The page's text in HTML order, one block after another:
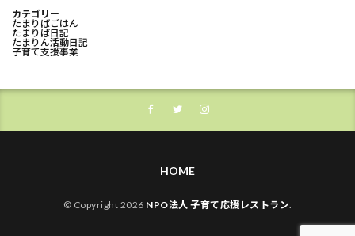
カテゴリー
たまりばごはん
たまりば日記
たまりん活動日記
子育て支援事業
HOME
© Copyright 2026 NPO法人 子育て応援レストラン